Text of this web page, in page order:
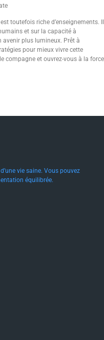
toutefois riche d’enseignements. Il
et sur la capacité à
avenir plus lumineux. Prêt à
pour mieux vivre cette
compagne et ouvrez-vous à la force
vie saine. Vous pouvez
équilibrée.